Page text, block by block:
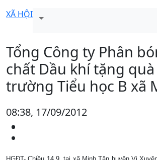
XÃ HỘI
Tổng Công ty Phân
chất Dầu khí tặng
trường Tiểu học B xã
08:38, 17/09/2012